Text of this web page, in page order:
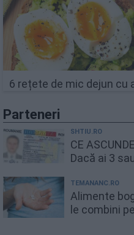
6 rețete de mic dejun cu
Parteneri
SHTIU.RO
CE
Dacă ai 3
TEMANANC.RO
Alimente
le combini